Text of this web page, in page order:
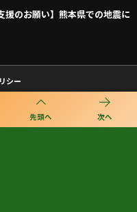
先頭へ 次へ
援のお願い】熊本県での地震に
シー